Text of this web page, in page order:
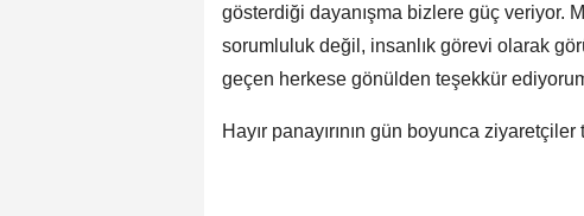
gösterdiği dayanışma bizlere güç veriyor.
sorumluluk değil, insanlık görevi olarak
geçen herkese gönülden teşekkür
Hayır panayırının gün boyunca